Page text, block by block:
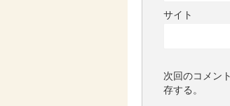
サイト
次回のコメン
存する。